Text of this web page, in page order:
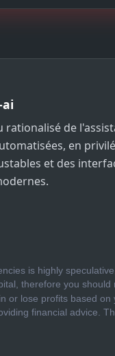
de
en
et des